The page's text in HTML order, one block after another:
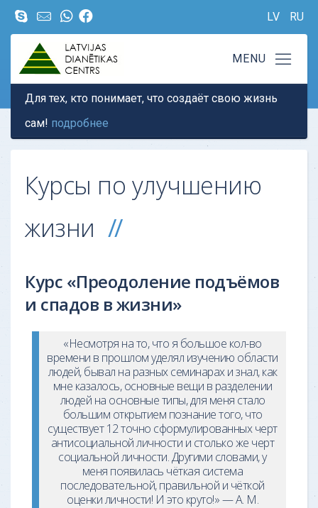
LV RU
Для тех, кто понимает, что создаёт свою жизнь
сам! подробнее
Курсы по улучшению
жизни
Курс «Преодоление подъёмов
и спадов в жизни»
«Несмотря на то, что я большое кол-во
времени в прошлом уделял изучению области
людей, бывал на разных семинарах и знал, как
мне казалось, основные вещи в разделении
людей на основные типы, для меня стало
большим открытием познание того, что
существует 12 точно сформулированных черт
антисоциальной личности и столько же черт
социальной личности. Другими словами, у
меня появилась чёткая система
последовательной, правильной и чёткой
оценки личности! И это круто!» — А. М.